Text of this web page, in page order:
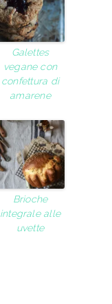
Galettes
vegane con
confettura di
amarene
Brioche
integrale alle
uvette